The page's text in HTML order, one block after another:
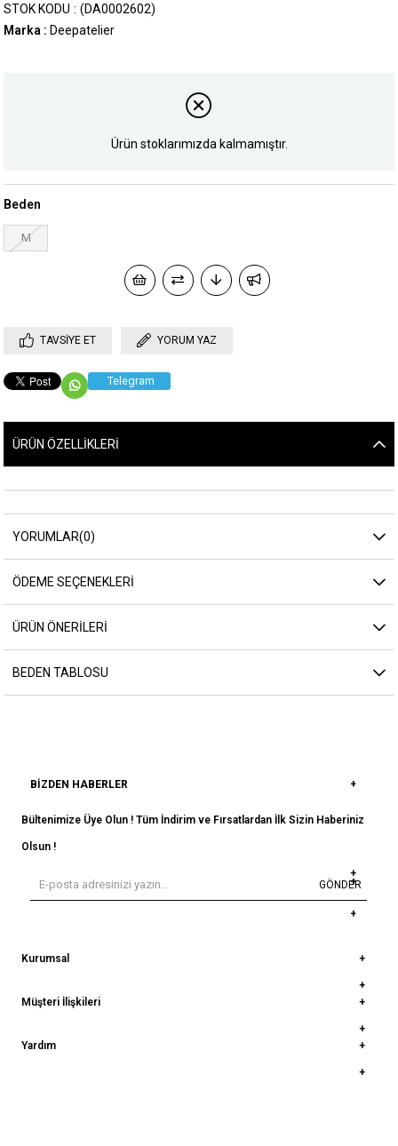
(DA0002602)
STOK KODU
Marka : Deepatelier
Ürün stoklarımızda kalmamıştır.
Beden
M
TAVSIYE ET YORUM YAZ
Telegram
ÜRÜN ÖZELLIKLERI
YORUMLAR(0)
ÖDEME SEÇENEKLERI
ÜRÜN ÖNERILERI
BEDEN TABLOSU
BIZDEN HABERLER
Bültenimize Üye Olun ! Tüm İndirim ve Fırsatlardan İlk Sizin Haberiniz
Olsun !
GÖNDER
Kurumsal
Müşteri İlişkileri
Yardım